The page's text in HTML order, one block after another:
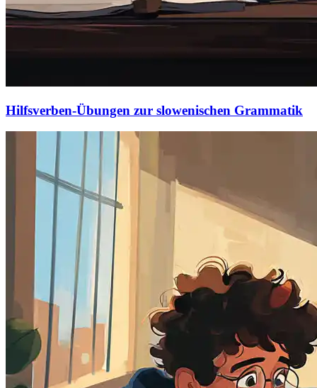
Hilfsverben-Übungen zur slowenischen Grammatik